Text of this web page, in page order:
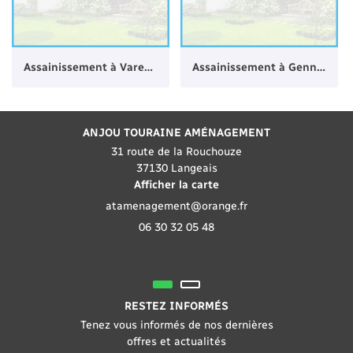
Assainissement à Varennes-sur-Loire Assainissement à Gennes
ANJOU TOURAINE AMÉNAGEMENT
31 route de la Rouchouze
37130 Langeais
Afficher la carte
06 30 32 05 48
RESTEZ INFORMÉS
Tenez vous informés de nos dernières
offres et actualités